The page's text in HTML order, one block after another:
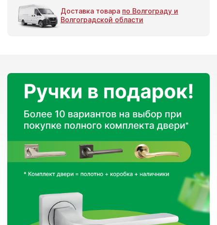
Доставка товара по Волгограду и
Волгоградской области